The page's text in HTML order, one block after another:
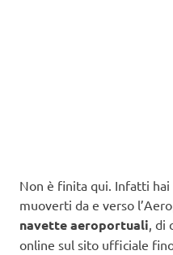
Non è finita qui. Infatti
muoverti da e verso
navette aeroportuali, di
online sul sito ufficiale